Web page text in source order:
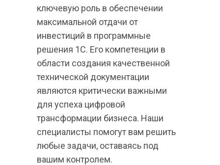
ключевую роль в обеспечении
максимальной отдачи от
инвестиций в программные
решения 1С. Его компетенции в
области создания качественной
технической документации
являются критически важными
для успеха цифровой
трансформации бизнеса. Наши
специалисты помогут вам решить
любые задачи, оставаясь под
вашим контролем.